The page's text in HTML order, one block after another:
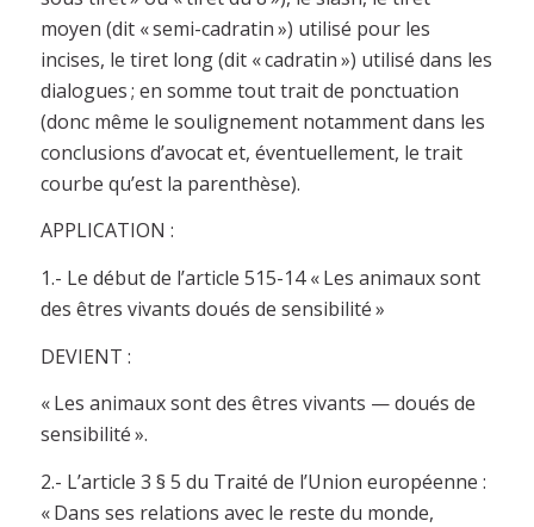
moyen (dit « semi-cadratin ») utilisé pour les
incises, le tiret long (dit « cadratin ») utilisé dans les
dialogues ; en somme tout trait de ponctuation
(donc même le soulignement notamment dans les
conclusions d’avocat et, éventuellement, le trait
courbe qu’est la parenthèse).
APPLICATION :
1.- Le début de l’article 515-14 « Les animaux sont
des êtres vivants doués de sensibilité »
DEVIENT :
« Les animaux sont des êtres vivants — doués de
sensibilité ».
2.- L’article 3 § 5 du Traité de l’Union européenne :
« Dans ses relations avec le reste du monde,